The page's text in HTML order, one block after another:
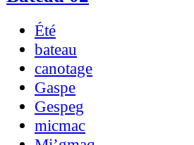
Été
bateau
canotage
Gaspe
Gespeg
micmac